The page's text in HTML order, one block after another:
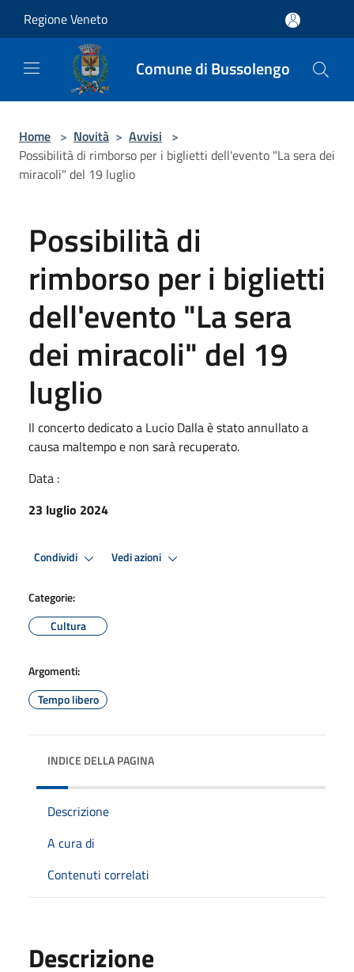
Regione Veneto
Comune di Bussolengo
Home > Novità > Avvisi >
Possibilità di rimborso per i biglietti dell'evento "La sera dei
miracoli" del 19 luglio
Possibilità di
rimborso per i biglietti
dell'evento "La sera
dei miracoli" del 19
luglio
Il concerto dedicato a Lucio Dalla è stato annullato a
causa maltempo e non sarà recuperato.
Data :
23 luglio 2024
Condividi Vedi azioni
Categorie:
Cultura
Argomenti:
Tempo libero
INDICE DELLA PAGINA
Descrizione
A cura di
Contenuti correlati
Descrizione